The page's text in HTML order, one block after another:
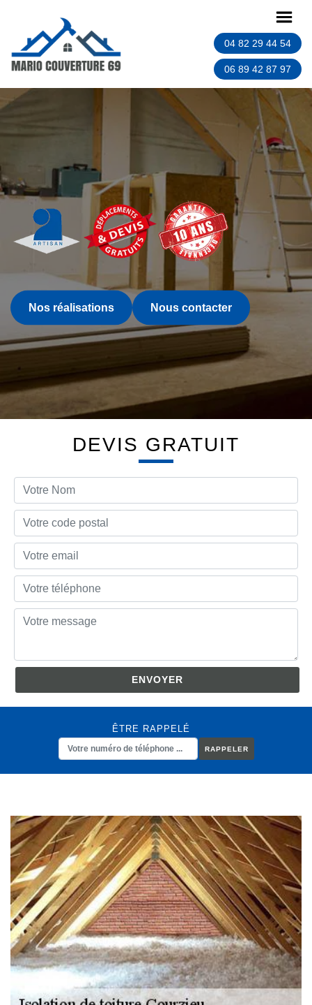
04 82 29 44 54
06 89 42 87 97
Nos réalisations Nous contacter
DEVIS GRATUIT
ÊTRE RAPPELÉ